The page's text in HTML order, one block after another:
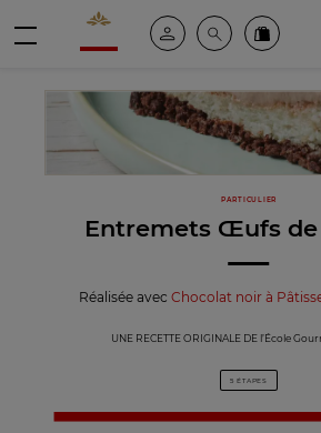
Valrhona - Imaginons le meilleur du chocolat
Espace clientRecherche
PARTICULIER
Entremets Œufs de
Réalisée avec Chocolat noir à
UNE RECETTE ORIGINALE DE l’École
5 ÉTAPES